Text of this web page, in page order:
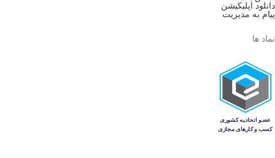
دانلود اپلیکیشن
پیام به مدیریت
نماد ها